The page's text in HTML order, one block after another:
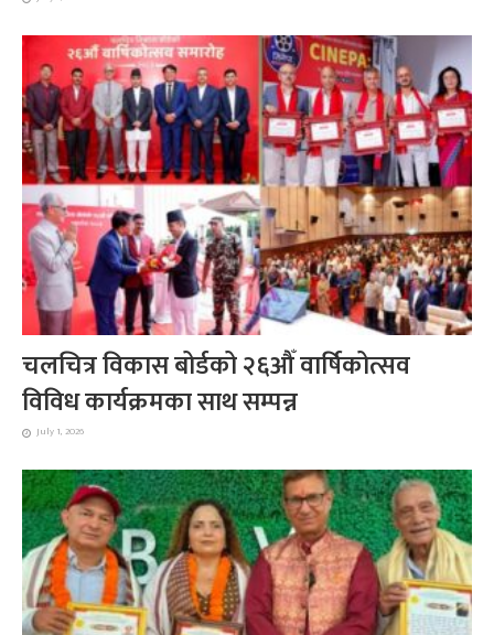
चलचित्र विकास बोर्डको २६औँ वार्षिकोत्सव
विविध कार्यक्रमका साथ सम्पन्न
July 1, 2026